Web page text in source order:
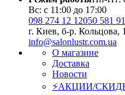
Вс: с 11:00 до 17:00
098 274 12 12050 581
г. Киев, б-р. Кольцова,
info@salonlustr.com.ua
О магазине
Доставка
Новости
⚡АКЦИИ/